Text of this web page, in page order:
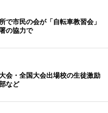
で市民の会が「自転車教習会」
の協力で
会・全国大会出場校の生徒激励
など